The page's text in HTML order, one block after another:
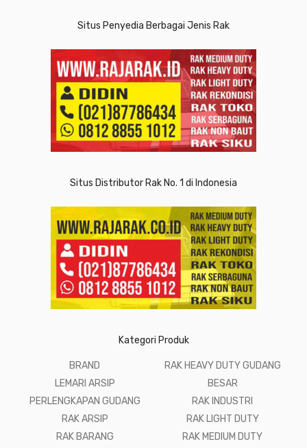
Situs Penyedia Berbagai Jenis Rak
Situs Distributor Rak No. 1 di Indonesia
Kategori Produk
BRAND
LEMARI ARSIP
PERLENGKAPAN GUDANG
RAK ARSIP
RAK BARANG
RAK HEAVY DUTY GUDANG
BESAR
RAK INDUSTRI
RAK LIGHT DUTY
RAK MEDIUM DUTY